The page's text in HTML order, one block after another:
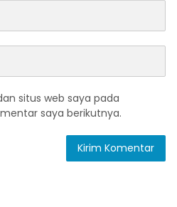
situs web saya pada
saya berikutnya.